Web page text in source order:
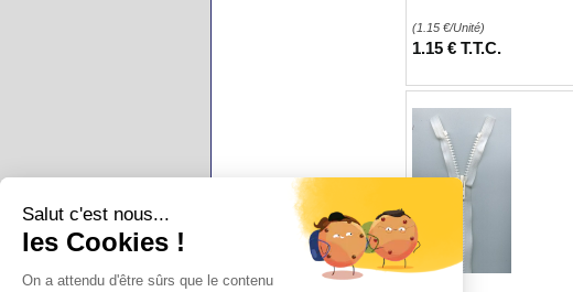
(1.15 €/Unité)
1.15 € T.T.C.
Salut c'est nous...
les Cookies !
On a attendu d'être sûrs que le contenu